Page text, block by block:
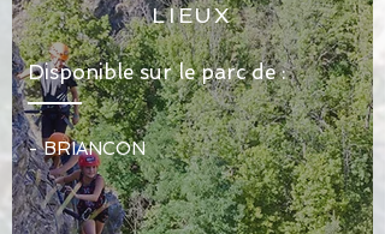
-BRIANCON
Disponible sur le parc de :
LIEUX